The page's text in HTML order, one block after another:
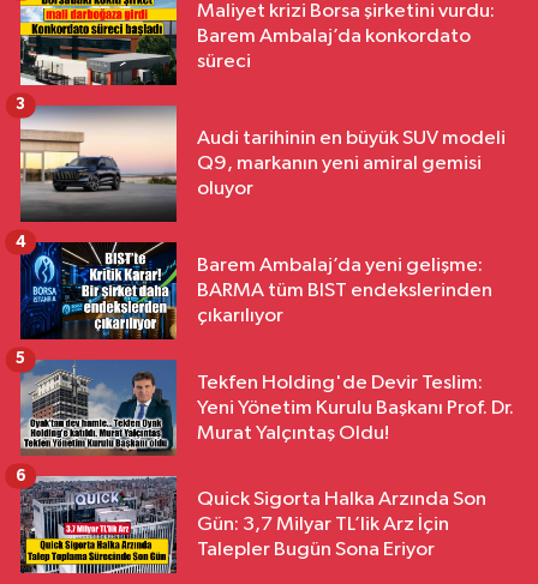
Maliyet krizi Borsa şirketini vurdu:
Barem Ambalaj’da konkordato
süreci
Audi tarihinin en büyük SUV modeli
Q9, markanın yeni amiral gemisi
oluyor
3
Barem Ambalaj’da yeni gelişme:
BARMA tüm BIST endekslerinden
çıkarılıyor
4
Tekfen Holding'de Devir Teslim:
Yeni Yönetim Kurulu Başkanı Prof. Dr.
Murat Yalçıntaş Oldu!
5
Quick Sigorta Halka Arzında Son
Gün: 3,7 Milyar TL’lik Arz İçin
Talepler Bugün Sona Eriyor
6